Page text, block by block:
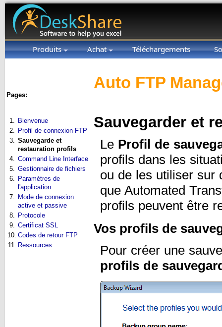
Produits Achat Téléchargements
Pages:
1.
Bienvenue
2.
Profil de connexion FTP
3.
Sauvegarde et
restauration profils
4.
Command Line Interface
5.
Gestionnaire de fichiers
6.
Paramètres de
l'application
7.
Mode de connexion
active et passive
8.
Protocole
9.
Certificat SSL
10. Codes de retour FTP
11.
Ressources
Auto FTP
Sauvegarder et
Le Profil de
profils dans les
ou de les utiliser sur
que Automated
profils peuvent être
Vos profils de
Pour créer une
profils de